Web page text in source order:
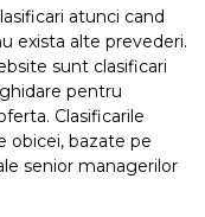
atunci cand
exista alte prevederi.
sunt clasificari
pentru
Clasificarile
obicei, bazate pe
senior managerilor